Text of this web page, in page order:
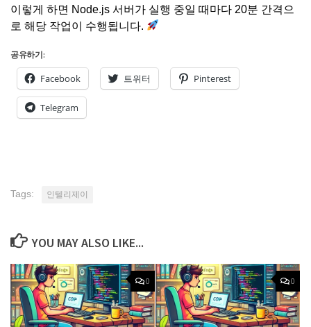
이렇게 하면 Node.js 서버가 실행 중일 때마다 20분 간격으
로 해당 작업이 수행됩니다.
공유하기:
Facebook 트위터 Pinterest
Telegram
Tags: 인텔리제이
YOU MAY ALSO LIKE...
0 0